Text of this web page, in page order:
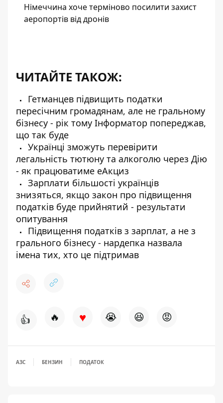
Німеччина хоче терміново посилити захист
аеропортів від дронів
ЧИТАЙТЕ ТАКОЖ:
Гетманцев підвищить податки
пересічним громадянам, але не гральному
бізнесу - рік тому Інформатор попереджав,
що так буде
Українці зможуть перевірити
легальність тютюну та алкоголю через Дію
- як працюватиме еАкциз
Зарплати більшості українців
знизяться, якщо закон про підвищення
податків буде прийнятий - результати
опитування
Підвищення податків з зарплат, а не з
грального бізнесу - нардепка назвала
імена тих, хто це підтримав
👍 🔥 ♥ 😭 😆 😡
АЗС БЕНЗИН ПОДАТОК